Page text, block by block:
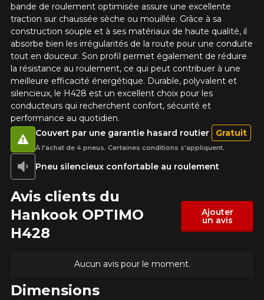
bande de roulement optimisée assure une excellente
traction sur chaussée sèche ou mouillée. Grâce à sa
construction souple et à ses matériaux de haute qualité, il
absorbe bien les irrégularités de la route pour une conduite
tout en douceur. Son profil permet également de réduire
la résistance au roulement, ce qui peut contribuer à une
meilleure efficacité énergétique. Durable, polyvalent et
silencieux, le H428 est un excellent choix pour les
conducteurs qui recherchent confort, sécurité et
performance au quotidien.
Pneu silencieux confortable au roulement
Couvert par une garantie hasard routier Gratuit
À l'achat de 4 pneus. Certaines conditions s'appliquent.
Avis clients du
Hankook OPTIMO
H428
Ajouter
un avis
Aucun avis pour le moment.
Dimensions
Annuler
avant de commander.